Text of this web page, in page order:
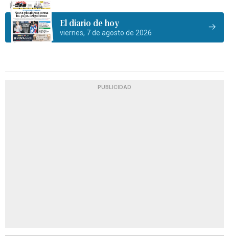
El diario de hoy
viernes, 7 de agosto de 2026
PUBLICIDAD